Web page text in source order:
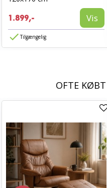
1.899,- Vis
Tilgængelig
OFTE